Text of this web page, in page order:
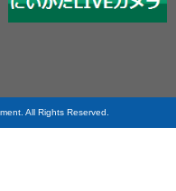
All Rights Reserved.